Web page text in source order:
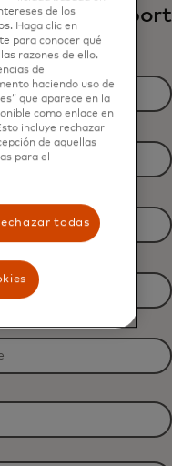
the report
email.
de los
Haga clic en
para conocer qué
razones de ello.
de
haciendo uso de
que aparece en la
como enlace en
incluye rechazar
de aquellas
para el
todas